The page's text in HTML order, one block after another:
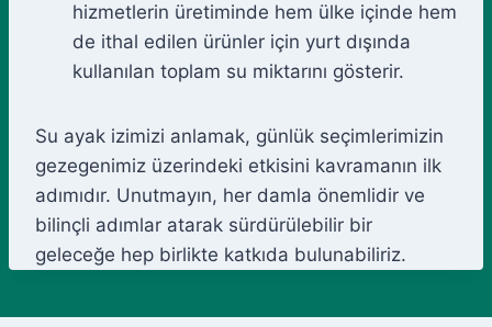
hizmetlerin üretiminde hem ülke içinde hem
de ithal edilen ürünler için yurt dışında
kullanılan toplam su miktarını gösterir.
Su ayak izimizi anlamak, günlük seçimlerimizin
gezegenimiz üzerindeki etkisini kavramanın ilk
adımıdır. Unutmayın, her damla önemlidir ve
bilinçli adımlar atarak sürdürülebilir bir
geleceğe hep birlikte katkıda bulunabiliriz.